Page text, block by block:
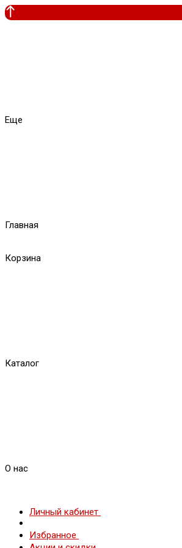
Еще
Главная
Корзина
Каталог
О нас
Личный кабинет
Избранное